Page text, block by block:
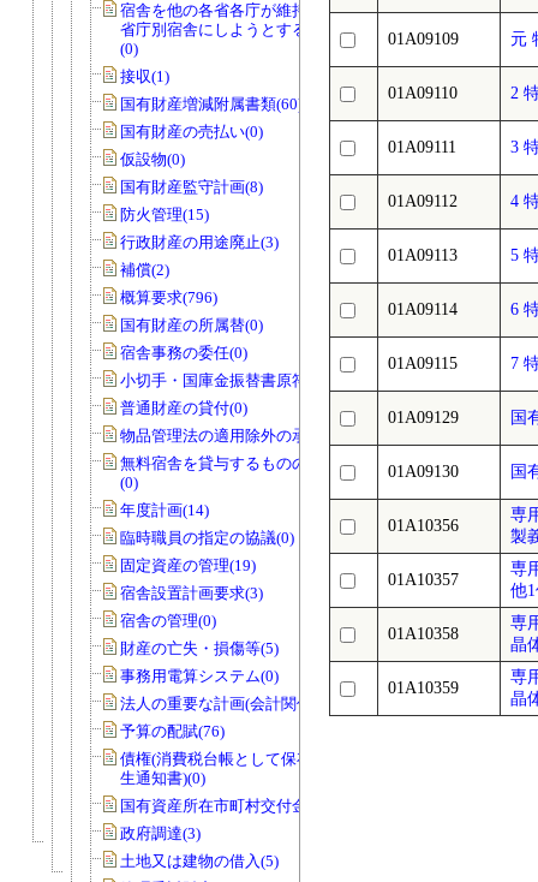
宿舎を他の各省各庁が維持管理を行う
省庁別宿舎にしようとする場合のもの
(0)
接収(1)
国有財産増減附属書類(60)
国有財産の売払い(0)
仮設物(0)
国有財産監守計画(8)
防火管理(15)
行政財産の用途廃止(3)
補償(2)
概算要求(796)
国有財産の所属替(0)
宿舎事務の委任(0)
小切手・国庫金振替書原符(1)
普通財産の貸付(0)
物品管理法の適用除外の承認(1)
無料宿舎を貸与するものの指定の協議
(0)
年度計画(14)
臨時職員の指定の協議(0)
固定資産の管理(19)
宿舎設置計画要求(3)
宿舎の管理(0)
財産の亡失・損傷等(5)
事務用電算システム(0)
法人の重要な計画(会計関係)(0)
予算の配賦(76)
債権(消費税台帳として保存する債権発
生通知書)(0)
国有資産所在市町村交付金(1)
政府調達(3)
土地又は建物の借入(5)
01A09109 元
01A09110 2
01A09111 3
01A09112 4
01A09113 5
01A09114 6
01A09115 7
01A09129 国
01A09130 国
01A10356
専
製
01A10357
専
他
01A10358
専
晶
01A10359
専
晶